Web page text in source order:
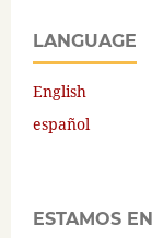
LANGUAGE
English
español
ESTAMOS EN